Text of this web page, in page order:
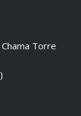
Torre